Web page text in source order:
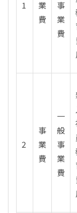
1
業
費
事
業
費
2
事
業
費
一
般
事
業
費